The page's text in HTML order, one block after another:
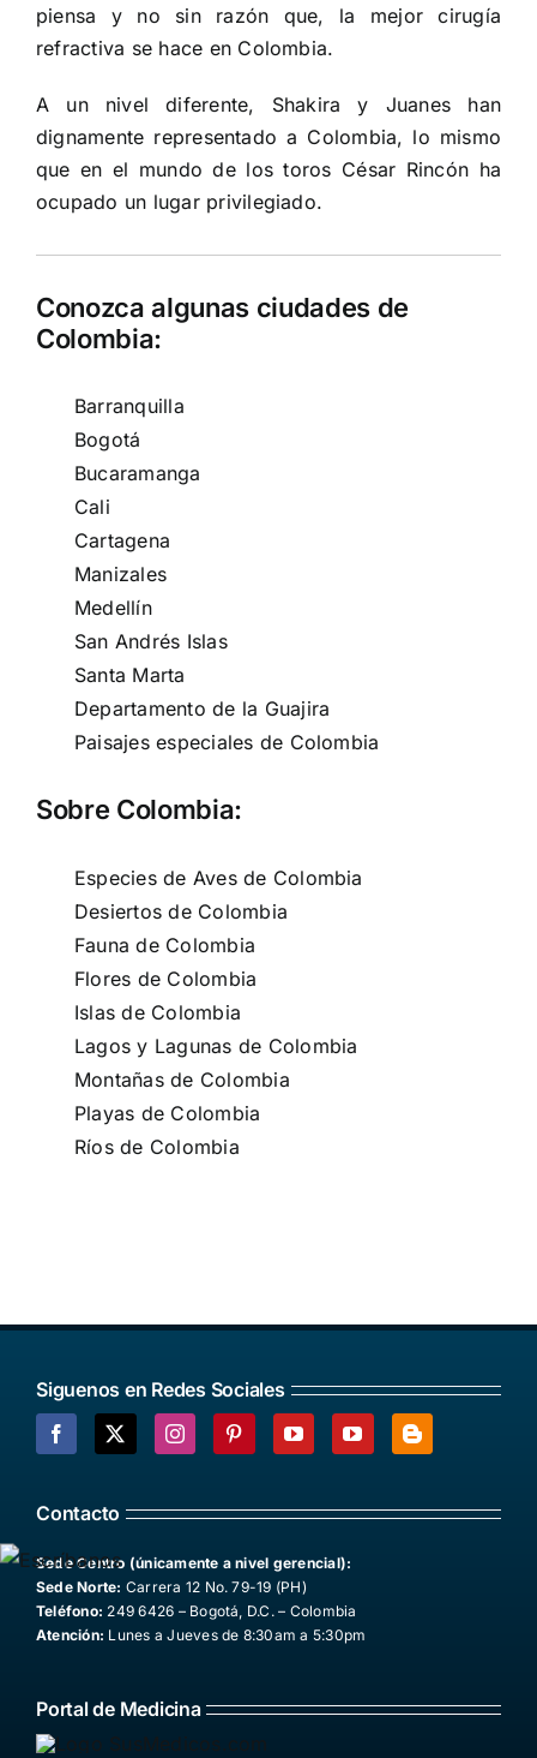
piensa y no sin razón que, la mejor cirugía
refractiva se hace en Colombia.
A un nivel diferente, Shakira y Juanes han
dignamente representado a Colombia, lo mismo
que en el mundo de los toros César Rincón ha
ocupado un lugar privilegiado.
Conozca algunas ciudades de
Colombia:
Barranquilla
Bogotá
Bucaramanga
Cali
Cartagena
Manizales
Medellín
San Andrés Islas
Santa Marta
Departamento de la Guajira
Paisajes especiales de Colombia
Sobre Colombia:
Especies de Aves de Colombia
Desiertos de Colombia
Fauna de Colombia
Flores de Colombia
Islas de Colombia
Lagos y Lagunas de Colombia
Montañas de Colombia
Playas de Colombia
Ríos de Colombia
Siguenos en Redes Sociales
Facebook
X InstagramPinterestYouTubeYouTubeBlogger
Contacto
Sede Centro (únicamente a nivel gerencial):
Sede Norte: Carrera 12 No. 79-19 (PH)
Teléfono: 249 6426 – Bogotá, D.C. – Colombia
Atención: Lunes a Jueves de 8:30am a 5:30pm
Portal de Medicina